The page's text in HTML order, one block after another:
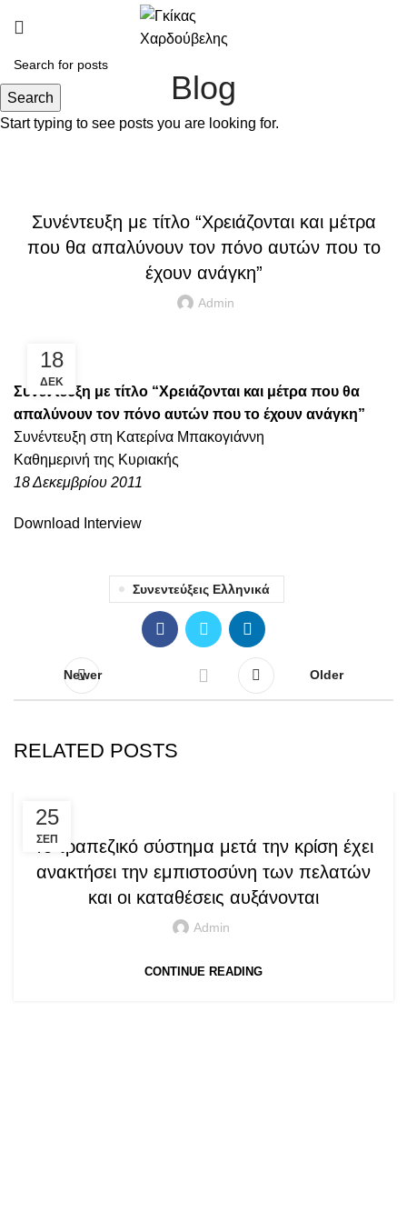
Blog
Συνέντευξη με τίτλο “Χρειάζονται και μέτρα
που θα απαλύνουν τον πόνο αυτών που το
έχουν ανάγκη”
Admin
18
ΔΕΚ
Συνέντευξη με τίτλο “Χρειάζονται και μέτρα που θα
απαλύνουν τον πόνο αυτών που το έχουν ανάγκη”
Συνέντευξη στη Κατερίνα Μπακογιάννη
Καθημερινή της Κυριακής
18 Δεκεμβρίου 2011
Download Interview
Συνεντεύξεις Ελληνικά
Newer Older
RELATED POSTS
25
ΣΕΠ
Το τραπεζικό σύστημα μετά την κρίση έχει
ανακτήσει την εμπιστοσύνη των πελατών
και οι καταθέσεις αυξάνονται
Admin
CONTINUE READING
Search
Start typing to see posts you are looking for.